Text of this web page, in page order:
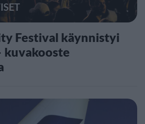
Festival käynnistyi
kuvakooste